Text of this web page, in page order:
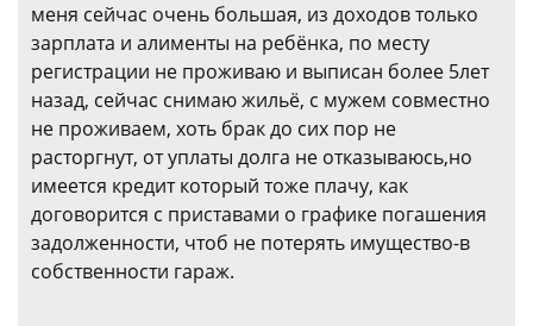
меня сейчас очень большая, из доходов только
зарплата и алименты на ребёнка, по месту
регистрации не проживаю и выписан более 5лет
назад, сейчас снимаю жильё, с мужем совместно
не проживаем, хоть брак до сих пор не
расторгнут, от уплаты долга не отказываюсь,но
имеется кредит который тоже плачу, как
договорится с приставами о графике погашения
задолженности, чтоб не потерять имущество-в
собственности гараж.